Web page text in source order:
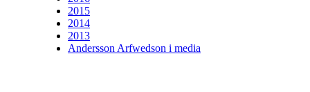
2015
2014
2013
Andersson Arfwedson i media